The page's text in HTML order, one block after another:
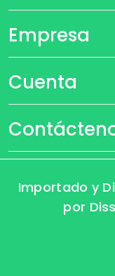
Empresa
Cuenta
Importado y
por